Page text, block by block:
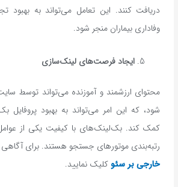
دریافت کنند. این تعامل می‌تواند به بهبود
وفاداری بیماران منجر شود.
ایجاد فرصت‌های لینک‌سازی
محتوای ارزشمند و آموزنده می‌تواند توسط
شود، که این امر می‌تواند به بهبود
کمک کند. بک‌لینک‌های با کیفیت یکی از
رتبه‌بندی موتورهای جستجو هستند. برای
خارجی بر سئو کلیک نمایید.